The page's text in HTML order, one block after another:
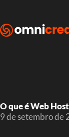
O que é Web
9 de setembro de